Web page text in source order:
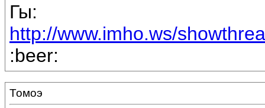
Гы:
http://www.imho.ws/
:beer:
Томоэ